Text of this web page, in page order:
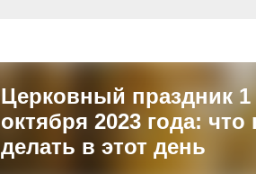
Церковный праздник 1
октября 2023 года: что
делать в этот день